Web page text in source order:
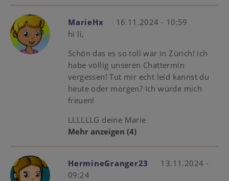
MarieHx
16.11.2024 - 10:59
hi li,
Schön das es so toll war in Zürich! ich
habe völlig unseren Chattermin
vergessen! Tut mir echt leid kannst du
heute oder morgen? Ich würde mich
freuen!
LLLLLLG deine Marie
Mehr anzeigen (4)
HermineGranger23
13.11.2024 -
09:24